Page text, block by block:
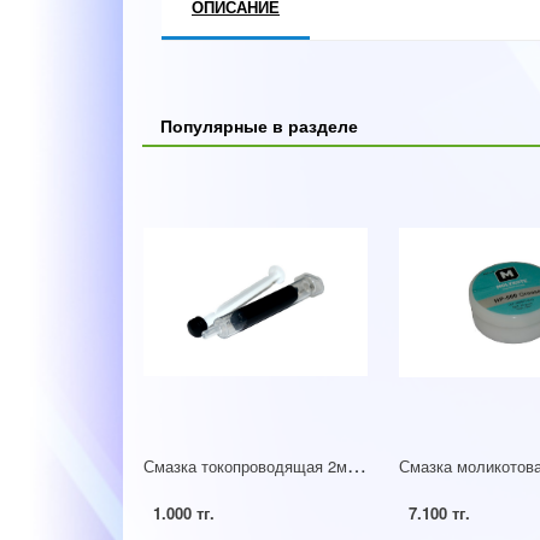
ОПИСАНИЕ
Популярные в разделе
С
мазка токопроводящая 2мл (Hi-Black)
1.000 тг. 7.100 тг.